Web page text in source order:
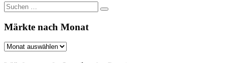
Suchen
nach:
Suchen
Märkte nach Monat
Märkte